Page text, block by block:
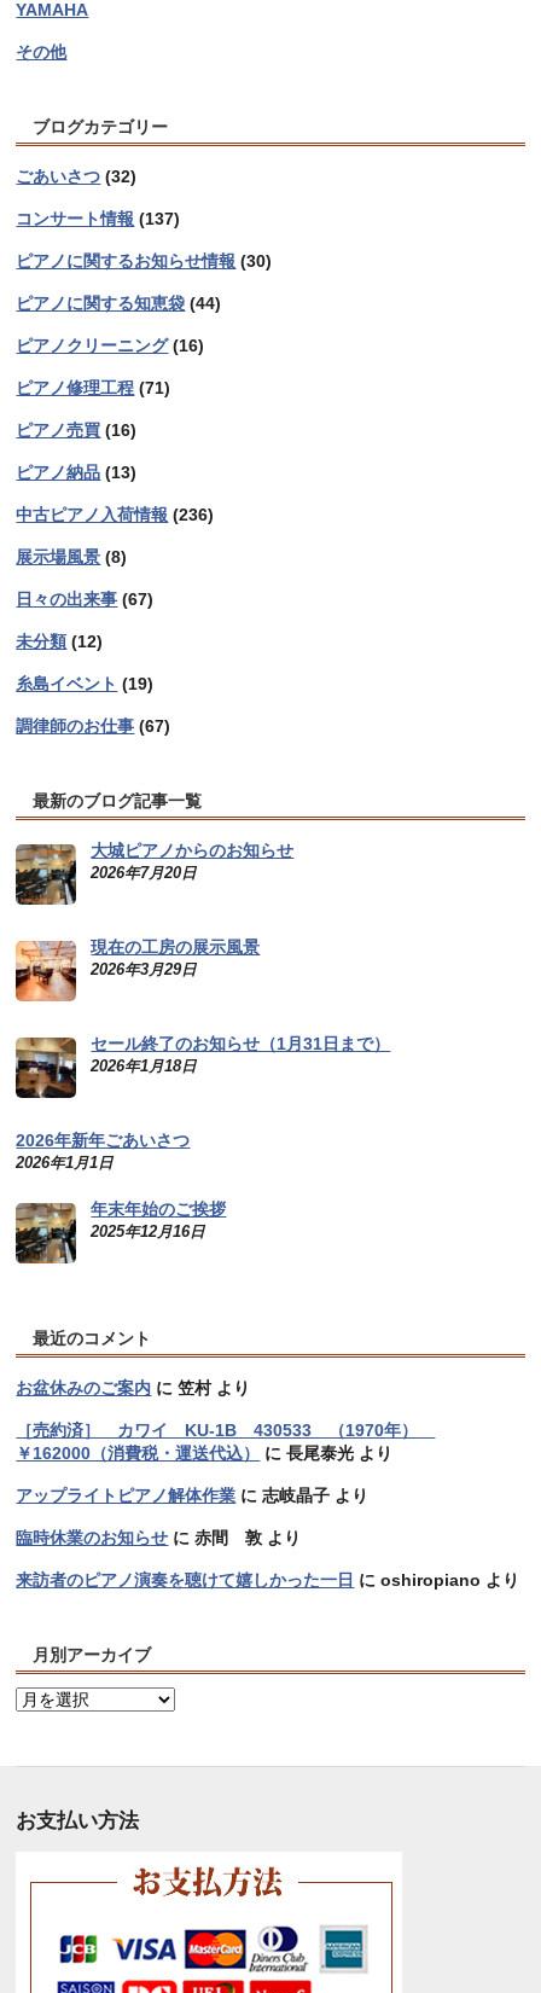
YAMAHA
その他
ブログカテゴリー
ごあいさつ (32)
コンサート情報 (137)
ピアノに関するお知らせ情報 (30)
ピアノに関する知恵袋 (44)
ピアノクリーニング(16)
ピアノ修理工程 (71)
ピアノ売買 (16)
ピアノ納品 (13)
中古ピアノ入荷情報 (236)
展示場風景 (8)
日々の出来事 (67)
未分類 (12)
糸島イベント (19)
調律師のお仕事 (67)
最新のブログ記事一覧
大城ピアノからのお知らせ
2026年7月20日
現在の工房の展示風景
2026年3月29日
セール終了のお知らせ（1月31日まで）
2026年1月18日
2026年新年ごあいさつ
2026年1月1日
年末年始のご挨拶
2025年12月16日
最近のコメント
お盆休みのご案内 に笠村より
［売約済］ カワイ KU-1B 430533 （1970年）
￥162000（消費税・運送代込）
に長尾泰光 より
アップライトピアノ解体作業 に志岐晶子 より
臨時休業のお知らせ に赤間 敦 より
来訪者のピアノ演奏を聴けて嬉しかった一日 にoshiropiano より
月別アーカイブ
月
カ
イ
お支払い方法